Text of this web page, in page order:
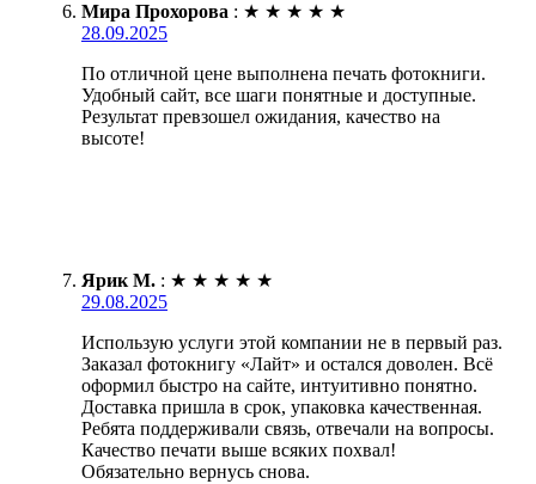
Мира Прохорова : ★ ★ ★ ★ ★
28.09.2025
По отличной цене выполнена печать фотокниги.
Удобный сайт, все шаги понятные и доступные.
Результат превзошел ожидания, качество на
высоте!
Ярик М. : ★ ★ ★ ★ ★
29.08.2025
Использую услуги этой компании не в первый раз.
Заказал фотокнигу «Лайт» и остался доволен. Всё
оформил быстро на сайте, интуитивно понятно.
Доставка пришла в срок, упаковка качественная.
Ребята поддерживали связь, отвечали на вопросы.
Качество печати выше всяких похвал!
Обязательно вернусь снова.